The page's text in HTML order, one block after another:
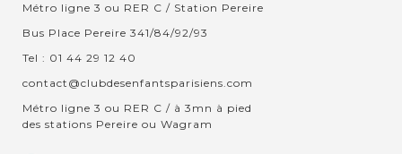
Métro ligne 3 ou RER C / Station Pereire
Bus Place Pereire 341/84/92/93
Tel : 01 44 29 12 40
contact@clubdesenfantsparisiens.com
Métro ligne 3 ou RER C / à 3mn à pied
des stations Pereire ou Wagram